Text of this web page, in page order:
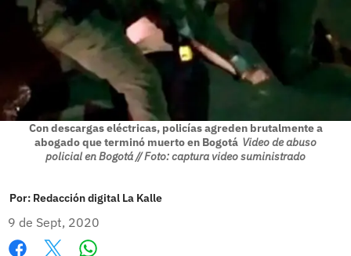
Con descargas eléctricas, policías agreden brutalmente a
abogado que terminó muerto en Bogotá Video de abuso
policial en Bogotá // Foto: captura video suministrado
Por: Redacción digital La Kalle
9 de Sept, 2020